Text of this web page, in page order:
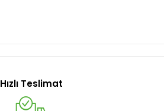
Hızlı Teslimat